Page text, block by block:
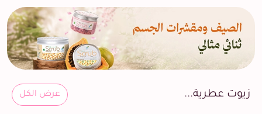
زيوت عطرية... عرض الكل